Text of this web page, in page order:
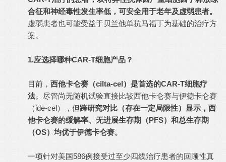
合征和神经毒性发生率低，可安全用于老年及虚弱患者。
虚弱患者也可能受益于贝兰他单抗马福丁为基础的治疗方
案。
1.应选择哪种CAR-T细胞产品？
目前， 西他卡仑赛（cilta-cel）是首选的CAR-T细胞疗
法。尽管尚无随机试验直接比较西他卡仑赛与伊德卡仑赛
（ide-cel），但跨研究对比（存在一定局限性）显示，西
他卡仑赛的缓解率、无进展生存期（PFS）和总生存期
（OS）均优于伊德卡仑赛。
一项针对美国586例接受过至少四线治疗患者的回顾性真